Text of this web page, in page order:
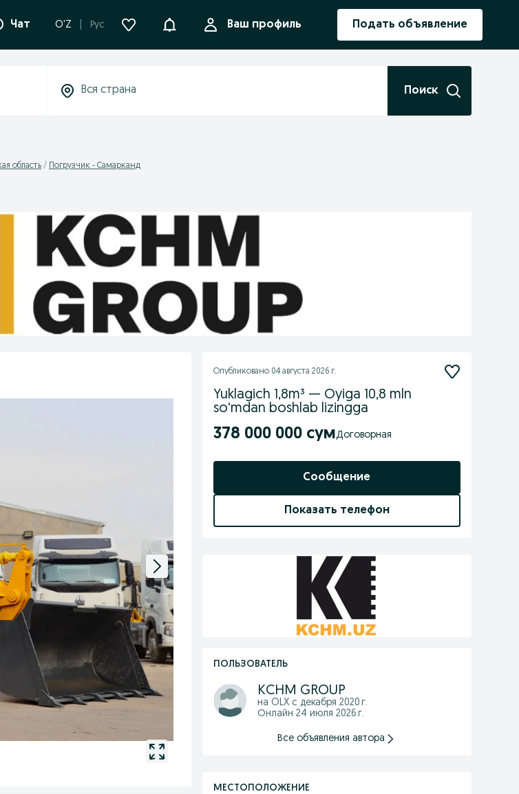
Чат O'Z Рус УведомленияВаш профиль Подать объявление
Поиск
область Погрузчик - Самарканд
Опубликовано 04 августа 2026 г.
Yuklagich 1,8m³ — Oyiga 10,8 mln
so‘mdan boshlab lizingga
378 000 000 сум Договорная
Сообщение
Показать телефон
ПОЛЬЗОВАТЕЛЬ
KCHM GROUP
на OLX с декабря 2020 г.
Онлайн 24 июля 2026 г.
Все объявления автора
МЕСТОПОЛОЖЕНИЕ